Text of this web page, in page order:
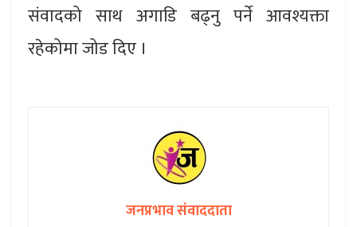
संवादको साथ अगाडि बढ्नु पर्ने आवश्यक्ता
रहेकोमा जोड दिए ।
जनप्रभाव संवाददाता